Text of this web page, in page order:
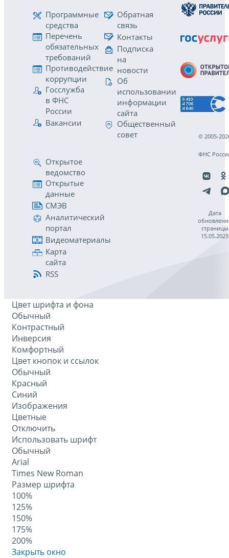
Программные
средства
Перечень
обязательных
требований
Противодействие
коррупции
Госслужба
в ФНС
России
Вакансии
Обратная
связь
Контакты
Подписка
на
новости
Об
использовании
информации
сайта
Общественный
совет
Открытое
ведомство
Открытые
данные
СМЭВ
Аналитический
портал
Видеоматериалы
Карта
сайта
RSS
© 2005-
ФНС
Дата
страницы
15.05.2025
Цвет шрифта и фона
Обычный
Контрастный
Инверсия
Комфортный
Цвет кнопок и ссылок
Обычный
Красный
Синий
Изображения
Цветные
Отключить
Использовать шрифт
Обычный
Arial
Times New Roman
Размер шрифта
100%
125%
150%
175%
200%
Закрыть окно